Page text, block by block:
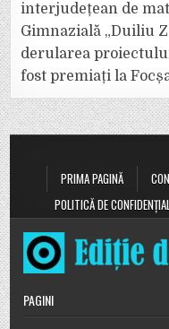
interjudețean de
Gimnazială „Duiliu
derularea
fost premiați la
PRIMA PAGINĂ
POLITICĂ DE
PAGINI